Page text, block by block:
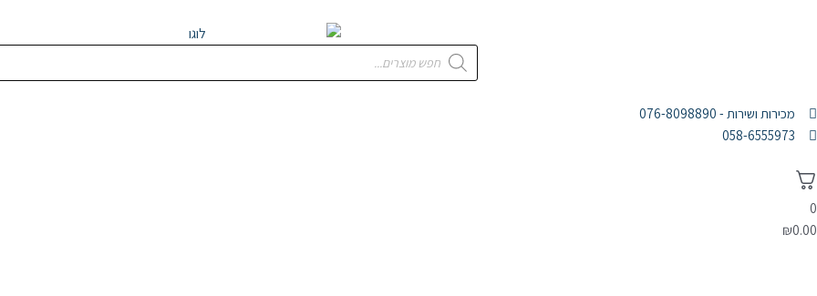
מכירות ושירות - 076-8098890
058-6555973
0
₪0.00